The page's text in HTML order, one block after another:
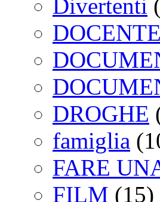
Divertenti
DOCENTE
DROGHE
famiglia
FARE
FILM (15)